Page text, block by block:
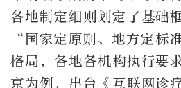
各地制定细则划定了基础
“国家定原则、地方定标
格局，各地各机构执行要
京为例，出台《互联网诊